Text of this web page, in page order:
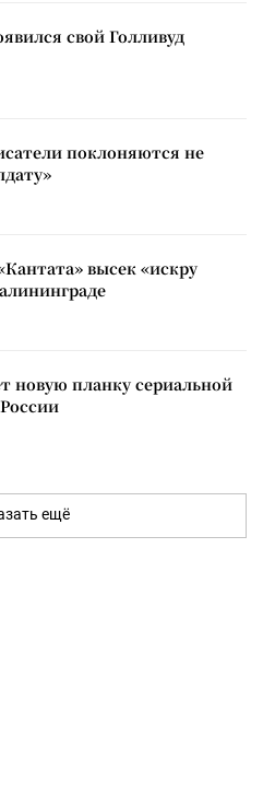
свой Голливуд
поклоняются не
высек «искру
новую планку сериальной
ещё